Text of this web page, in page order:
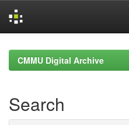
navigationCMMU Digital Archive
Search